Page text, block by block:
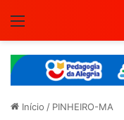
Início / PINHEIRO-MA